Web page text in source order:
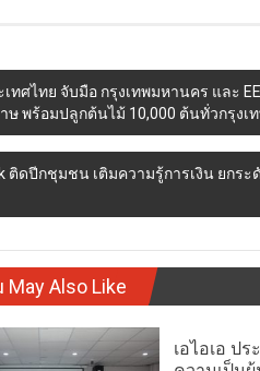
เทศไทย จับมือ กรุงเทพมหานคร และ
ษ พร้อมปลูกต้นไม้ 10,000 ต้นทั่วกรุงเ
ติดปีกชุมชน เติมความรู้การเงิน ยก
May Also Like
เอไอเอ ป